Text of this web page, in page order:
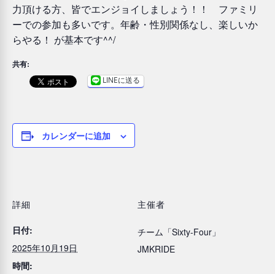
力頂ける方、皆でエンジョイしましょう！！ ファミリ
ーでの参加も多いです。年齢・性別関係なし、楽しいか
らやる！ が基本です^^/
共有:
LINEに送る
カレンダーに追加
詳細
日付:
2025年10月19日
時間:
主催者
チーム「Sixty-Four」
JMKRIDE